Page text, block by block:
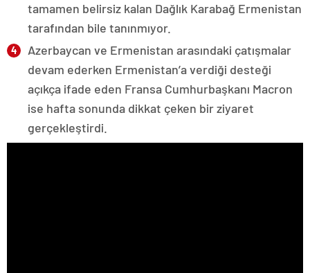
tamamen belirsiz kalan Dağlık Karabağ Ermenistan
tarafından bile tanınmıyor.
Azerbaycan ve Ermenistan arasındaki çatışmalar
devam ederken Ermenistan’a verdiği desteği
açıkça ifade eden Fransa Cumhurbaşkanı Macron
ise hafta sonunda dikkat çeken bir ziyaret
gerçekleştirdi.